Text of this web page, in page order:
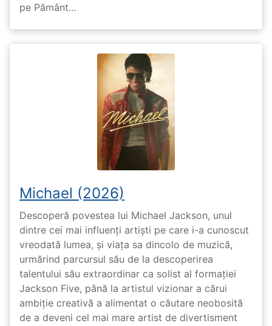
pe Pământ...
Michael (2026)
Descoperă povestea lui Michael Jackson, unul
dintre cei mai influenți artiști pe care i-a cunoscut
vreodată lumea, și viața sa dincolo de muzică,
urmărind parcursul său de la descoperirea
talentului său extraordinar ca solist al formației
Jackson Five, până la artistul vizionar a cărui
ambiție creativă a alimentat o căutare neobosită
de a deveni cel mai mare artist de divertisment